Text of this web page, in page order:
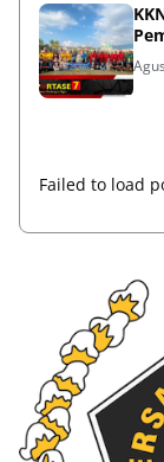
Failed to load